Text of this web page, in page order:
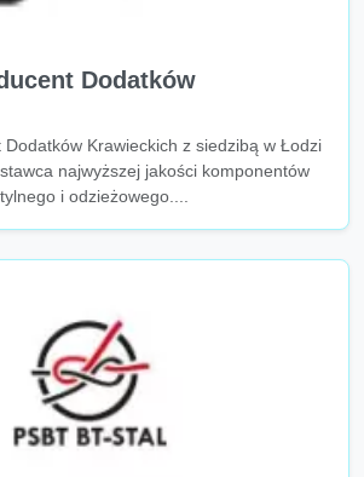
Dodatków
Dodatków Krawieckich z siedzibą w Łodzi
najwyższej jakości komponentów
i odzieżowego....